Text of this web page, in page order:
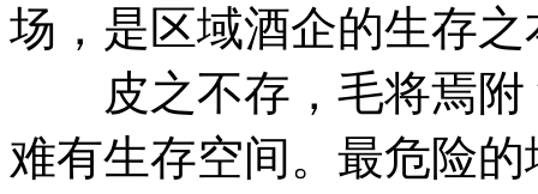
场，是区域酒企的生存之
皮之不存，毛将焉附
难有生存空间。最危险